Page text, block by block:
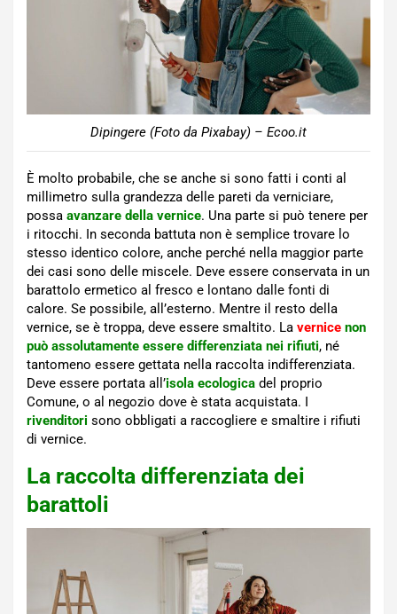
Dipingere (Foto da Pixabay) – Ecoo.it
È molto probabile, che se anche si sono fatti i conti al
millimetro sulla grandezza delle pareti da verniciare,
possa avanzare della vernice. Una parte si può tenere per
i ritocchi. In seconda battuta non è semplice trovare lo
stesso identico colore, anche perché nella maggior parte
dei casi sono delle miscele. Deve essere conservata in un
barattolo ermetico al fresco e lontano dalle fonti di
calore. Se possibile, all’esterno. Mentre il resto della
vernice, se è troppa, deve essere smaltito. La vernice non
può assolutamente essere differenziata nei rifiuti, né
tantomeno essere gettata nella raccolta indifferenziata.
Deve essere portata all’isola ecologica del proprio
Comune, o al negozio dove è stata acquistata. I
rivenditori sono obbligati a raccogliere e smaltire i rifiuti
di vernice.
La raccolta differenziata dei
barattoli